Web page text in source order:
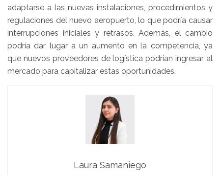
adaptarse a las nuevas instalaciones, procedimientos y
regulaciones del nuevo aeropuerto, lo que podría causar
interrupciones iniciales y retrasos. Además, el cambio
podría dar lugar a un aumento en la competencia, ya
que nuevos proveedores de logística podrían ingresar al
mercado para capitalizar estas oportunidades.
Laura Samaniego